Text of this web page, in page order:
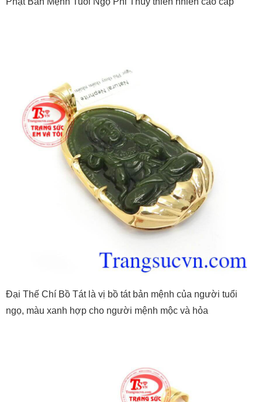
Đại Thế Chí Bồ Tát là vị bồ tát bản mệnh của người tuổi
ngọ, màu xanh hợp cho người mệnh mộc và hỏa